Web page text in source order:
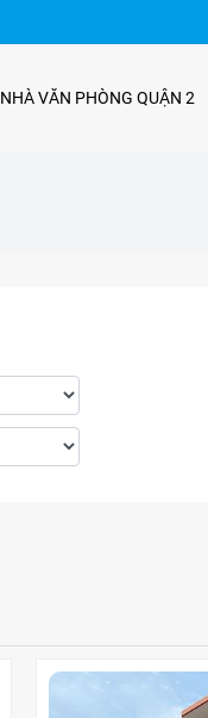
NHÀ VĂN PHÒNG QUẬN 2